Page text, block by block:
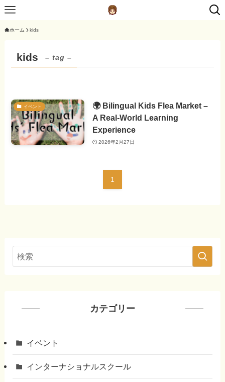
ホーム kids
kids – tag –
イベント
🌍 Bilingual Kids Flea Market –
A Real-World Learning
Experience
2026年2月27日
1
カテゴリー
イベント
インターナショナルスクール